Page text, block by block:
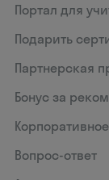
Портал для
Подарить
Партнерская
Бонус за
Вопрос-ответ